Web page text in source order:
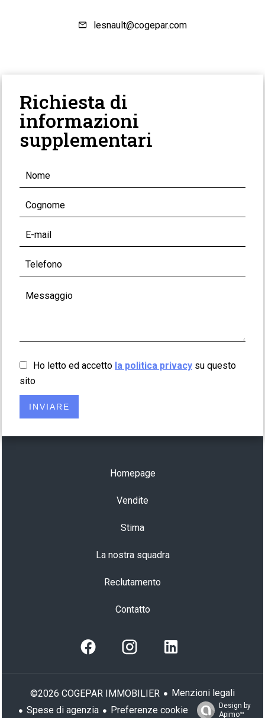
lesnault@cogepar.com
Richiesta di
informazioni
supplementari
Ho letto ed accetto la politica privacy su questo
sito
INVIARE
Homepage
Vendite
Stima
La nostra squadra
Reclutamento
Contatto
©2026 COGEPAR IMMOBILIER
Menzioni legali
Spese di agenzia
Preferenze cookie
Design by
Apimo™